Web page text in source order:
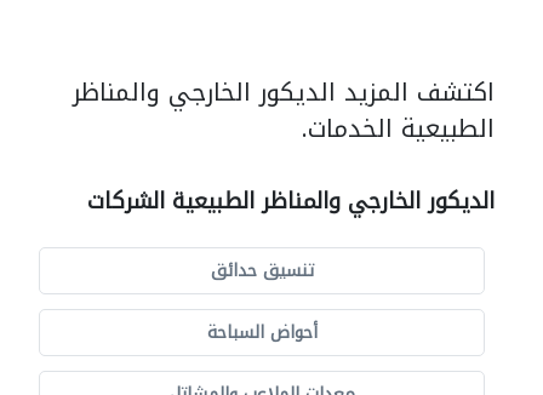
اكتشف المزيد الديكور الخارجي والمناظر
الطبيعية الخدمات.
الديكور الخارجي والمناظر الطبيعية الشركات
تنسيق حدائق
أحواض السباحة